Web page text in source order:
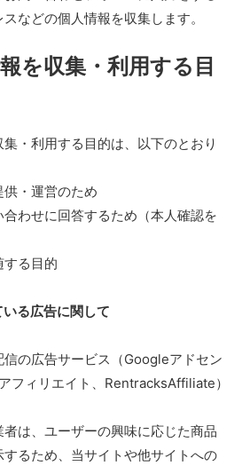
などの個人情報を収集します。
を収集・利用する目
・利用する目的は、以下のとおり
供・運営のため
合わせに回答するため（本人確認を
する目的
る広告に関して
の広告サービス（Googleアドセン
フィリエイト、RentracksAffiliate）
は、ユーザーの興味に応じた商品
るため、当サイトや他サイトへの